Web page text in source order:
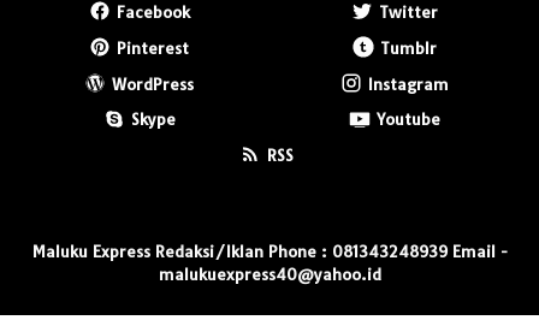
Facebook
Twitter
Pinterest
Tumblr
WordPress
Instagram
Skype
Youtube
RSS
Maluku Express Redaksi/Iklan Phone : 081343248939 Email -
malukuexpress40@yahoo.id